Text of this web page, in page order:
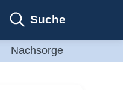
Suche
Nachsorge